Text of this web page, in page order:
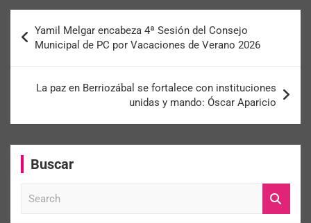
Yamil Melgar encabeza 4ª Sesión del Consejo
Municipal de PC por Vacaciones de Verano 2026
La paz en Berriozábal se fortalece con instituciones
unidas y mando: Óscar Aparicio
Buscar